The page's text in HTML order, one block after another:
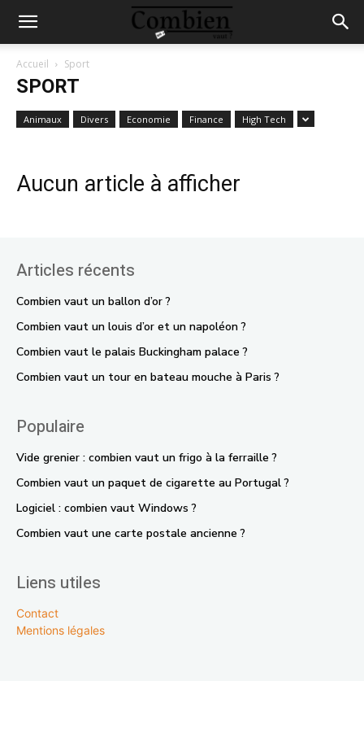
Accueil Sport
SPORT
Animaux Divers Economie Finance High Tech
Aucun article à afficher
Articles récents
Combien vaut un ballon d’or ?
Combien vaut un louis d’or et un napoléon ?
Combien vaut le palais Buckingham palace ?
Combien vaut un tour en bateau mouche à Paris ?
Populaire
Vide grenier : combien vaut un frigo à la ferraille ?
Combien vaut un paquet de cigarette au Portugal ?
Logiciel : combien vaut Windows ?
Combien vaut une carte postale ancienne ?
Liens utiles
Contact
Mentions légales